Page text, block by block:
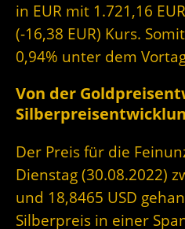
in EUR mit 1.721,16
(-16,38 EUR) Kurs.
0,94% unter dem
Von der
Der Preis für die
Dienstag (30.08.2022)
und 18,8465 USD
Silberpreis in einer